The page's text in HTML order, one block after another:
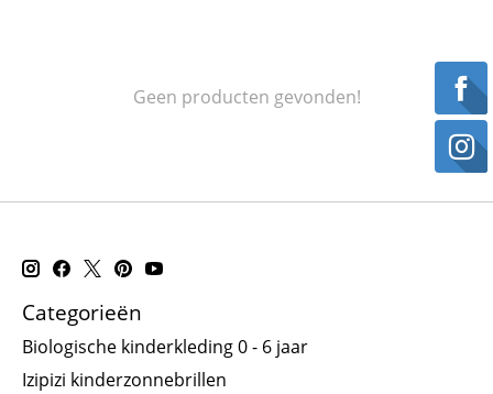
Geen producten gevonden!
Categorieën
Biologische kinderkleding 0 - 6 jaar
Izipizi kinderzonnebrillen